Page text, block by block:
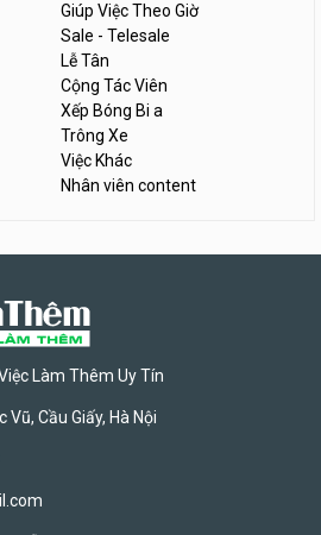
Giúp Việc Theo Giờ
Sale - Telesale
Lễ Tân
Cộng Tác Viên
Xếp Bóng Bi a
Trông Xe
Việc Khác
Nhân viên content
Làm Thêm Uy Tín
Cầu Giấy, Hà Nội